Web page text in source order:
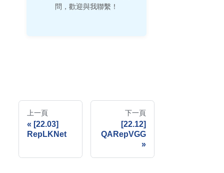
問，歡迎與我聯繫！
上一頁
[22.03]
RepLKNet
下一頁
[22.12]
QARepVGG